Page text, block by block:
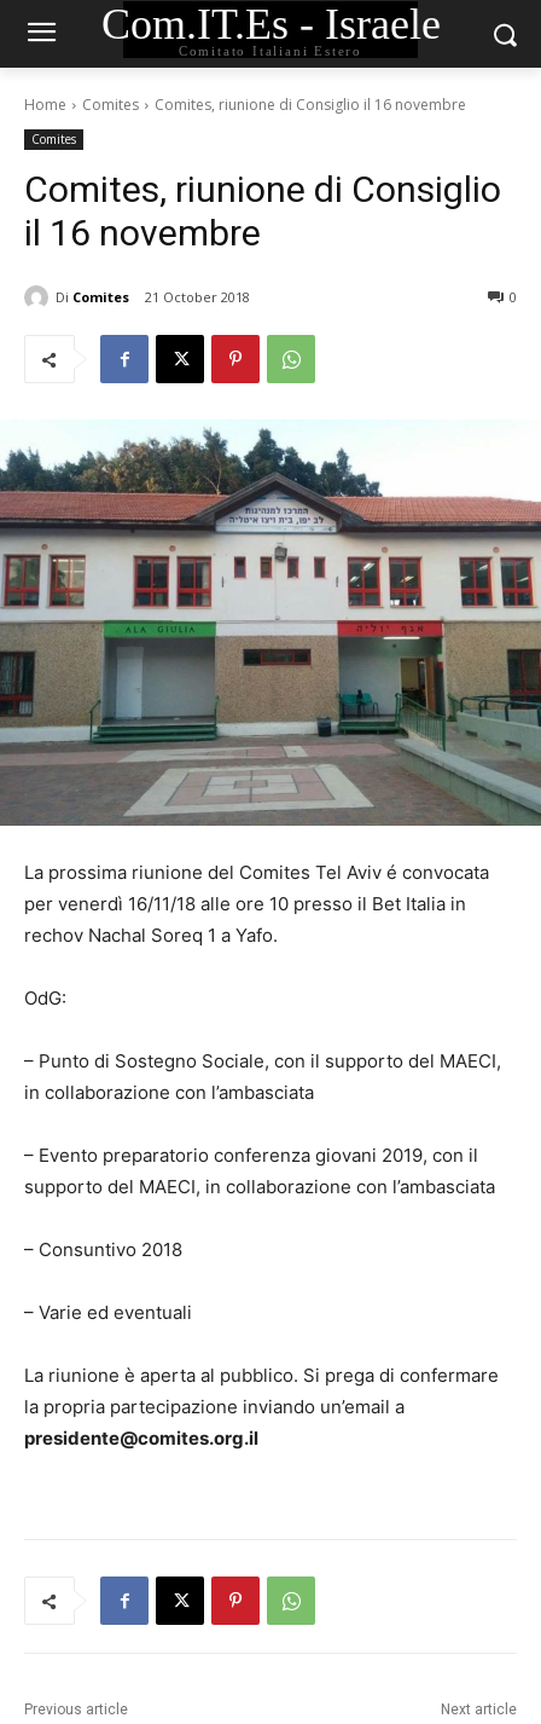
Com.IT.Es - Israele
Comitato Italiani Estero
Home Comites Comites, riunione di Consiglio il 16 novembre
Comites
Comites, riunione di Consiglio
il 16 novembre
Di Comites 21 October 2018 0
La prossima riunione del Comites Tel Aviv é convocata
per venerdì 16/11/18 alle ore 10 presso il Bet Italia in
rechov Nachal Soreq 1 a Yafo.
OdG:
– Punto di Sostegno Sociale, con il supporto del MAECI,
in collaborazione con l’ambasciata
– Evento preparatorio conferenza giovani 2019, con il
supporto del MAECI, in collaborazione con l’ambasciata
– Consuntivo 2018
– Varie ed eventuali
La riunione è aperta al pubblico. Si prega di confermare
la propria partecipazione inviando un’email a
presidente@comites.org.il
Previous article Next article